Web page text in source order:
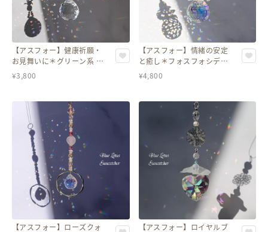
【アスフォー】健康祈願・
お見舞いに＊グリーン系 折
り鶴と水晶の祈りのサンキ
ャッチャー
¥3,800
【アスフォー】情緒の安定
と癒し＊フォスフォシデラ
イト＆スターのサンキャッ
チャー
¥4,800
【アスフォー】ローズクォ 【アスフォー】ロイヤルブ